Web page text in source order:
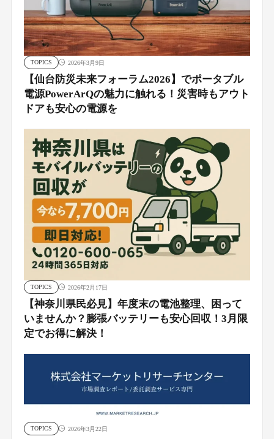
TOPICS 2026年3月9日
【仙台防災未来フォーラム2026】でポータブル
電源PowerArQの魅力に触れる！災害時もアウト
ドアも安心の電源を
TOPICS 2026年2月17日
【神奈川県民必見】年度末の電池整理、困って
いませんか？膨張バッテリーも安心回収！3月限
定でお得に解決！
TOPICS 2026年3月22日